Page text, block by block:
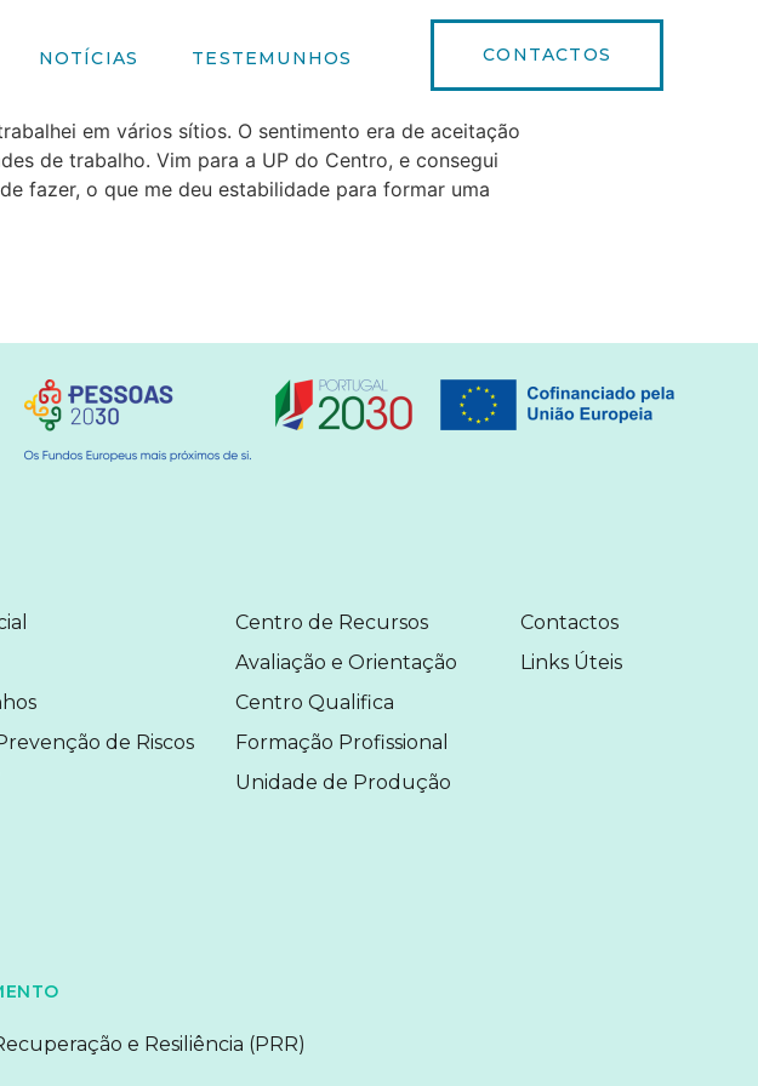
NOTÍCIAS TESTEMUNHOS CONTACTOS
em vários sítios. O sentimento era de aceitação
de trabalho. Vim para a UP do Centro, e consegui
fazer, o que me deu estabilidade para formar uma
de Riscos
Centro de Recursos
Avaliação e Orientação
Centro Qualifica
Formação Profissional
Unidade de Produção
Contactos
Links Úteis
e Resiliência (PRR)